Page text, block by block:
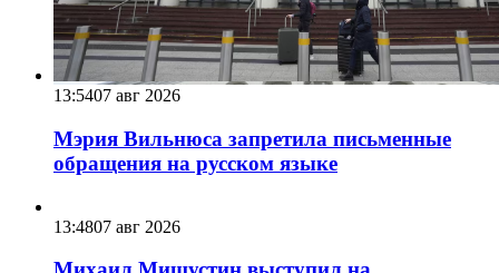
13:5407 авг 2026
Мэрия Вильнюса запретила письменные
обращения на русском языке
13:4807 авг 2026